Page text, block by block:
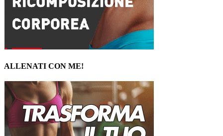
ALLENATI CON ME!